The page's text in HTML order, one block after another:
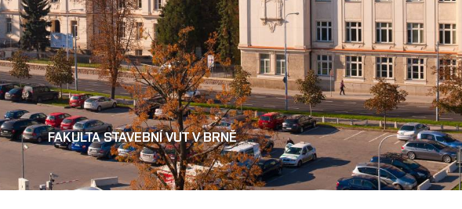
FAKULTA STAVEBNÍ VUT V BRNĚ